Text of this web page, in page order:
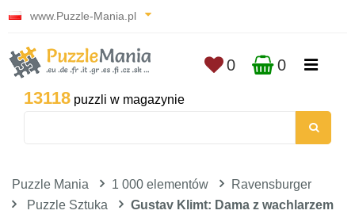
www.Puzzle-Mania.pl
13118 puzzli w magazynie
0 0
Puzzle Mania 1 000 elementów
Ravensburger
Puzzle Sztuka
Gustav Klimt: Dama z wachlarzem